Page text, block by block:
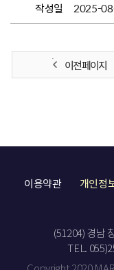
작성일
2025-
이전 페이지
이용약관 개인정
(51204) 경남
TEL.